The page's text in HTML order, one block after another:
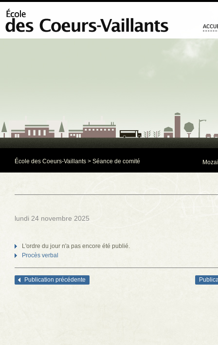
École des Coeurs-Vaillants > Séance de comité
lundi 24 novembre 2025
L'ordre du jour n'a pas encore été publié.
Procès verbal
Navigation des articles
Publication précédente